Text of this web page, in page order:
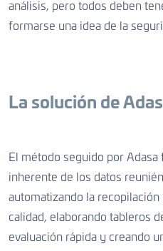
análisis, pero todos deben
formarse una idea de la
La solución de
El método seguido por
inherente de los datos
automatizando la
calidad, elaborando tableros
evaluación rápida y creando